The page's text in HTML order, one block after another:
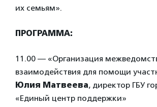
их семьям».
ПРОГРАММА:
11.00 — «Организация
взаимодействия для помощи
Юлия Матвеева, директор ГБУ
«Единый центр поддержки»